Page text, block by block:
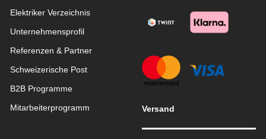
Elektriker Verzeichnis
Unternehmensprofil
Referenzen & Partner
Schweizerische Post
B2B Programme
Mitarbeiterprogramm
Versand